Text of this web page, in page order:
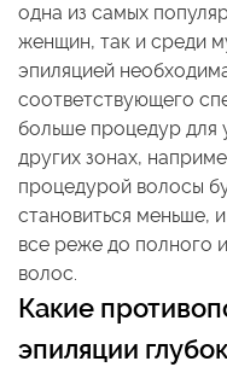
одна из самых
женщин, так и среди
эпиляцией
соответствующего
больше процедур для
других зонах,
процедурой волосы
становиться меньше,
все реже до полного
волос.
Какие
эпиляции